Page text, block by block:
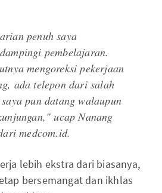
penuh saya
pembelajaran.
mengoreksi pekerjaan
ada telepon dari salah
pun datang walaupun
ucap Nanang
medcom.id.
lebih ekstra dari biasanya,
bersemangat dan ikhlas